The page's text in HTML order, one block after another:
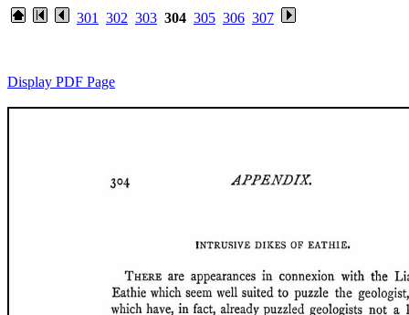
301 302 303 304 305 306 307
Display PDF Page